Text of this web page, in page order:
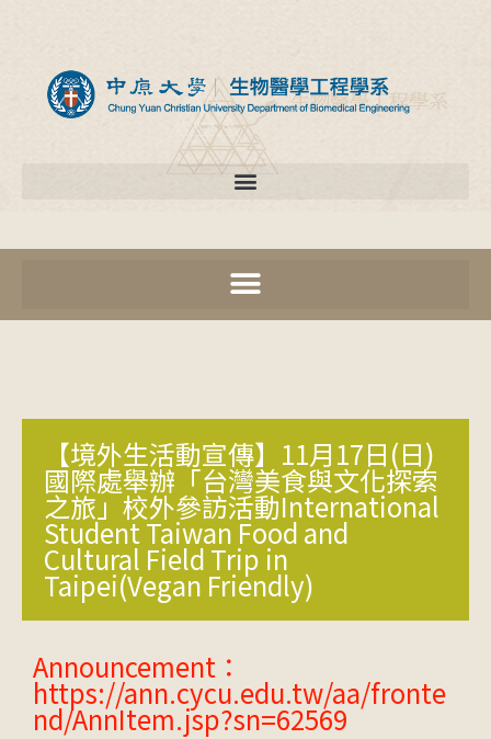
【境外生活動宣傳】11月17日(日)
國際處舉辦「台灣美食與文化探索
之旅」校外參訪活動International
Student Taiwan Food and
Cultural Field Trip in
Taipei(Vegan Friendly)
Announcement：
https://ann.cycu.edu.tw/aa/fronte
nd/AnnItem.jsp?sn=62569